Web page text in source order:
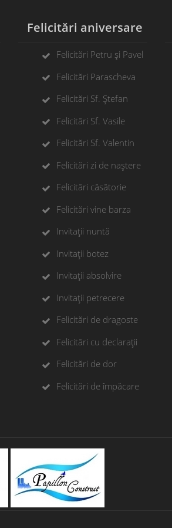
Felicitări aniversare
Felicitări Petru și Pavel
Felicitări Parascheva
Felicitări Sf. Ștefan
Felicitări Sf. Vasile
Felicitări Sf. Valentin
Felicitări zi de naștere
Felicitări căsătorie
Felicitări vine barza
Invitații nuntă
Invitații botez
Invitații absolvire
Invitații petrecere
Felicitări de dragoste
Felicitări cu declarații
Felicitări de dor
Felicitări de împăcare